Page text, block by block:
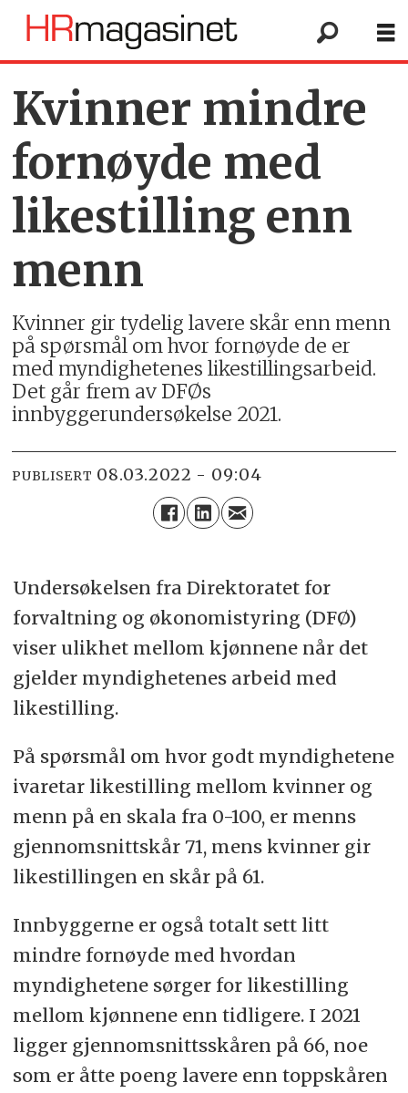
Kvinner mindre
fornøyde med
likestilling enn
menn
Kvinner gir tydelig lavere skår enn menn
på spørsmål om hvor fornøyde de er
med myndighetenes likestillingsarbeid.
Det går frem av DFØs
innbyggerundersøkelse 2021.
PUBLISERT 08.03.2022 - 09:04
Undersøkelsen fra Direktoratet for
forvaltning og økonomistyring (DFØ)
viser ulikhet mellom kjønnene når det
gjelder myndighetenes arbeid med
likestilling.
På spørsmål om hvor godt myndighetene
ivaretar likestilling mellom kvinner og
menn på en skala fra 0-100, er menns
gjennomsnittskår 71, mens kvinner gir
likestillingen en skår på 61.
Innbyggerne er også totalt sett litt
mindre fornøyde med hvordan
myndighetene sørger for likestilling
mellom kjønnene enn tidligere. I 2021
ligger gjennomsnittsskåren på 66, noe
som er åtte poeng lavere enn toppskåren